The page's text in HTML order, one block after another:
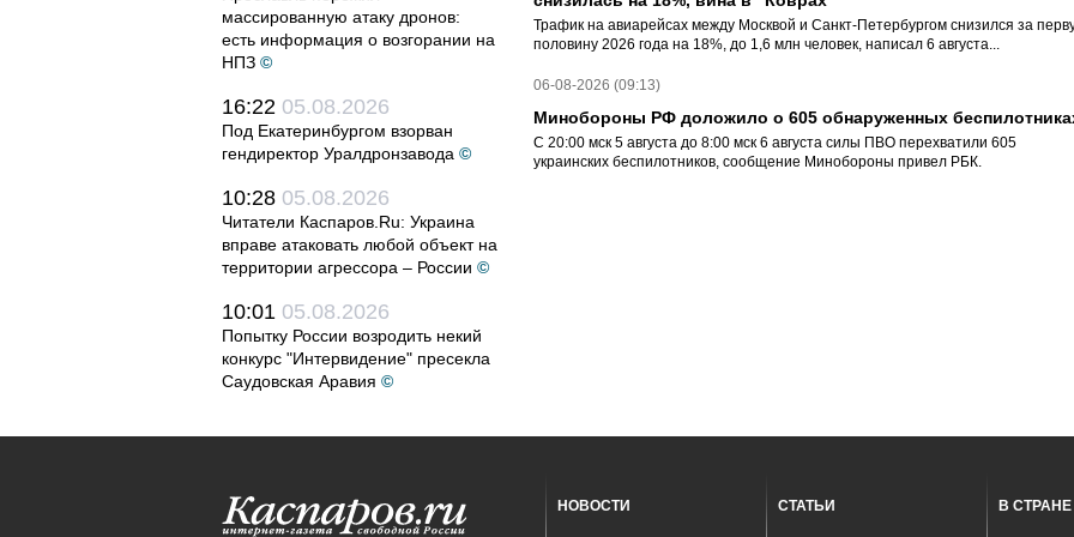
массированную атаку дронов:
есть информация о возгорании на
НПЗ ©
16:22 05.08.2026
Под Екатеринбургом взорван
гендиректор Уралдронзавода ©
10:28 05.08.2026
Читатели Каспаров.Ru: Украина
вправе атаковать любой объект на
территории агрессора – России ©
10:01 05.08.2026
Попытку России возродить некий
конкурс "Интервидение" пресекла
Саудовская Аравия ©
Трафик на авиарейсах между Москвой и Санкт-Петербургом снизился за
половину 2026 года на 18%, до 1,6 млн человек, написал 6 августа...
06-08-2026 (09:13)
Минобороны РФ доложило о 605 обнаруженных
С 20:00 мск 5 августа до 8:00 мск 6 августа силы ПВО перехватили 605
украинских беспилотников, сообщение Минобороны привел РБК.
НОВОСТИ СТАТЬИ В СТРАНЕ